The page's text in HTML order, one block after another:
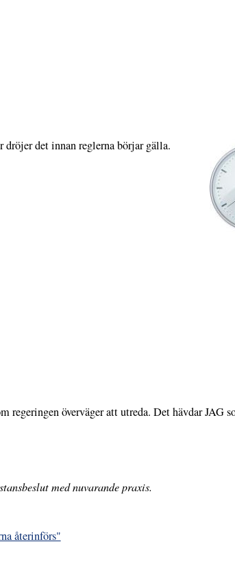
det innan reglerna börjar gälla.
regeringen överväger att utreda. Det hävdar JAG
med nuvarande praxis.
återinförs"